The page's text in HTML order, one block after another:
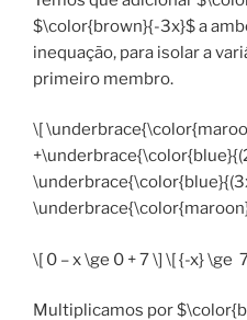
$\color{brown}{-3x}$ a
inequação, para isolar a
primeiro membro.
\[
\[ 0 – x \ge 0 + 7 \] \[ {-x} \ge
Multiplicamos por